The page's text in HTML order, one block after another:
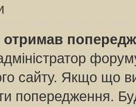
сайту. Якщо що
попередження.